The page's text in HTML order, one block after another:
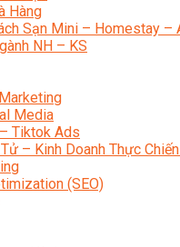
Hàng
Sạn Mini – Homestay –
NH – KS
Media
Tiktok Ads
– Kinh Doanh Thực
(SEO)